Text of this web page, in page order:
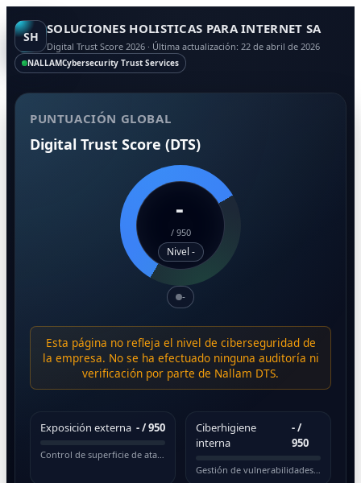
SH SOLUCIONES HOLISTICAS PARA INTERNET SA
Digital Trust Score 2026 · Última actualización: 22 de abril de 2026
NALLAMCybersecurity Trust Services
PUNTUACIÓN GLOBAL
Digital Trust Score (DTS)
-
/ 950
Nivel -
-
Esta página no refleja el nivel de ciberseguridad de
la empresa. No se ha efectuado ninguna auditoría ni
verificación por parte de Nallam DTS.
Exposición externa -/ 950
Control de superficie de ataque pública
Ciberhigiene
interna
-/
950
Gestión de vulnerabilidades y actualizaciones